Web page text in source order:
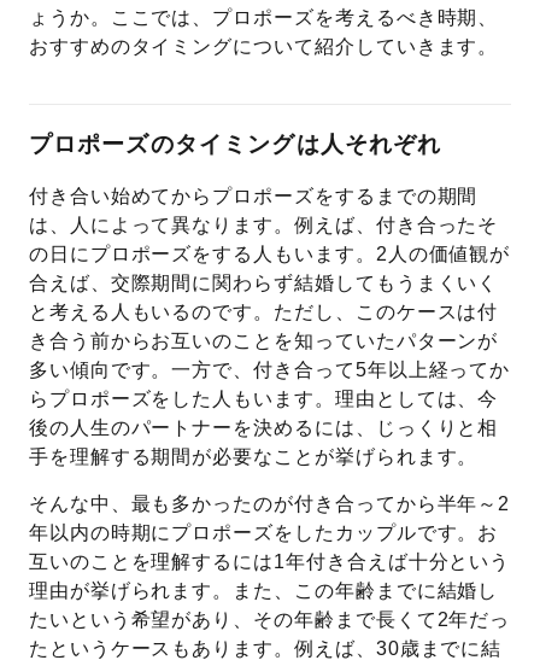
ょうか。ここでは、プロポーズを考えるべき時期、
おすすめのタイミングについて紹介していきます。
プロポーズのタイミングは人それぞれ
付き合い始めてからプロポーズをするまでの期間
は、人によって異なります。例えば、付き合ったそ
の日にプロポーズをする人もいます。2人の価値観が
合えば、交際期間に関わらず結婚してもうまくいく
と考える人もいるのです。ただし、このケースは付
き合う前からお互いのことを知っていたパターンが
多い傾向です。一方で、付き合って5年以上経ってか
らプロポーズをした人もいます。理由としては、今
後の人生のパートナーを決めるには、じっくりと相
手を理解する期間が必要なことが挙げられます。
そんな中、最も多かったのが付き合ってから半年～2
年以内の時期にプロポーズをしたカップルです。お
互いのことを理解するには1年付き合えば十分という
理由が挙げられます。また、この年齢までに結婚し
たいという希望があり、その年齢まで長くて2年だっ
たというケースもあります。例えば、30歳までに結